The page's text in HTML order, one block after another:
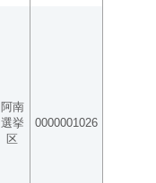
阿南
選挙
区
0000001026